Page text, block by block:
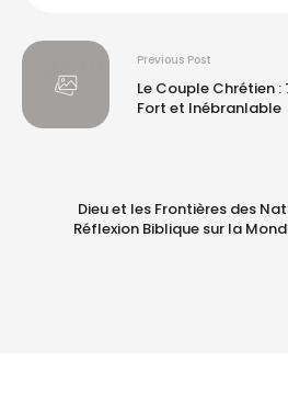
Previous Post
Le Couple Chrétien :
Fort et Inébranlable
Dieu et les Frontières des
Réflexion Biblique sur la